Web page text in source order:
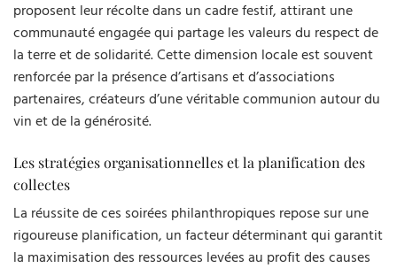
proposent leur récolte dans un cadre festif, attirant une
communauté engagée qui partage les valeurs du respect de
la terre et de solidarité. Cette dimension locale est souvent
renforcée par la présence d’artisans et d’associations
partenaires, créateurs d’une véritable communion autour du
vin et de la générosité.
Les stratégies organisationnelles et la planification des
collectes
La réussite de ces soirées philanthropiques repose sur une
rigoureuse planification, un facteur déterminant qui garantit
la maximisation des ressources levées au profit des causes